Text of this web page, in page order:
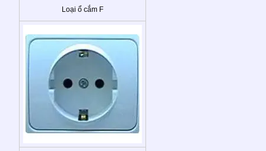
Loại ổ cắm F